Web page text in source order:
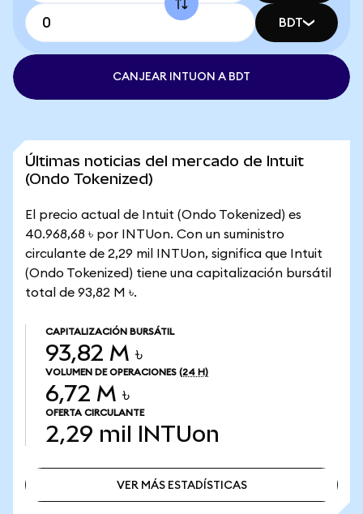
BDT
CANJEAR INTUON A BDT
Últimas noticias del mercado de Intuit
(Ondo Tokenized)
El precio actual de Intuit (Ondo Tokenized) es
40.968,68 ৳ por INTUon. Con un suministro
circulante de 2,29 mil INTUon, significa que Intuit
(Ondo Tokenized) tiene una capitalización bursátil
total de 93,82 M ৳.
CAPITALIZACIÓN BURSÁTIL
93,82 M ৳
VOLUMEN DE OPERACIONES (24 H)
6,72 M ৳
OFERTA CIRCULANTE
2,29 mil INTUon
VER MÁS ESTADÍSTICAS